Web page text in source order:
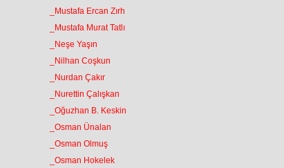
_Mustafa Ercan Zırh
_Mustafa Murat Tatlı
_Neşe Yaşın
_Nilhan Coşkun
_Nurdan Çakır
_Nurettin Çalışkan
_Oğuzhan B. Keskin
_Osman Ünalan
_Osman Olmuş
_Osman Hokelek